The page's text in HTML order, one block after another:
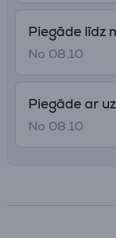
Piegāde līdz
No 08.10
Piegāde ar
No 08.10